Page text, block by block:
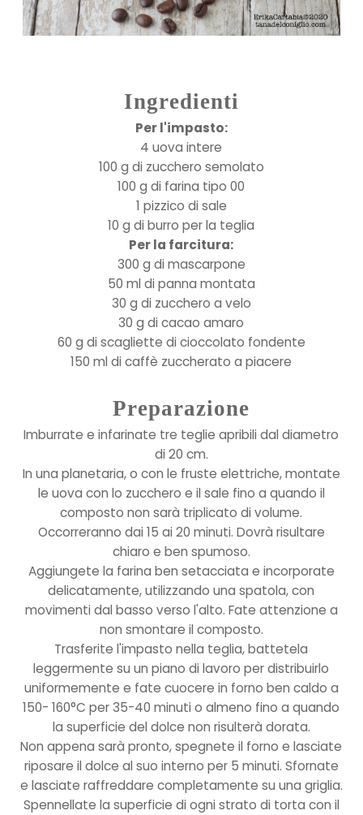
Ingredienti
Per l'impasto:
4 uova intere
100 g di zucchero semolato
100 g di farina tipo 00
1 pizzico di sale
10 g di burro per la teglia
Per la farcitura:
300 g di mascarpone
50 ml di panna montata
30 g di zucchero a velo
30 g di cacao amaro
60 g di scagliette di cioccolato fondente
150 ml di caffè zuccherato a piacere
Preparazione
Imburrate e infarinate tre teglie apribili dal diametro
di 20 cm.
In una planetaria, o con le fruste elettriche, montate
le uova con lo zucchero e il sale fino a quando il
composto non sarà triplicato di volume.
Occorreranno dai 15 ai 20 minuti. Dovrà risultare
chiaro e ben spumoso.
Aggiungete la farina ben setacciata e incorporate
delicatamente, utilizzando una spatola, con
movimenti dal basso verso l'alto. Fate attenzione a
non smontare il composto.
Trasferite l'impasto nella teglia, battetela
leggermente su un piano di lavoro per distribuirlo
uniformemente e fate cuocere in forno ben caldo a
150- 160°C per 35-40 minuti o almeno fino a quando
la superficie del dolce non risulterà dorata.
Non appena sarà pronto, spegnete il forno e lasciate
riposare il dolce al suo interno per 5 minuti. Sfornate
e lasciate raffreddare completamente su una griglia.
Spennellate la superficie di ogni strato di torta con il